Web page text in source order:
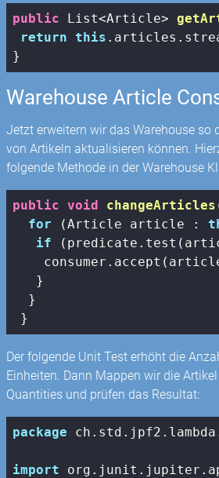
public List<Article>
return this
}
Warehouse Article
Jetzt erweitern wir das Warehouse so
von Artikeln aktualisieren können.
folgende Methode in der Warehouse
public void changeArticles
for (Article article :
if
   }
  }
}
Der folgende Unit Test erhöht die
Einheiten. Dann Mappen wir die
Quantities und prüfen das Resultat:
package
import